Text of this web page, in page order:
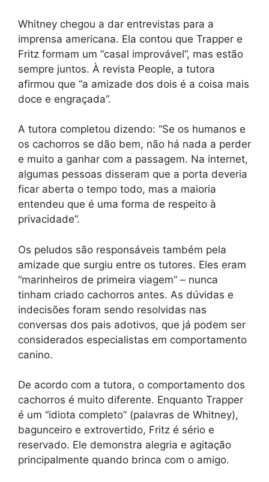
Whitney chegou a dar entrevistas para a
imprensa americana. Ela contou que Trapper e
Fritz formam um “casal improvável”, mas estão
sempre juntos. À revista People, a tutora
afirmou que “a amizade dos dois é a coisa mais
doce e engraçada”.
A tutora completou dizendo: “Se os humanos e
os cachorros se dão bem, não há nada a perder
e muito a ganhar com a passagem. Na internet,
algumas pessoas disseram que a porta deveria
ficar aberta o tempo todo, mas a maioria
entendeu que é uma forma de respeito à
privacidade”.
Os peludos são responsáveis também pela
amizade que surgiu entre os tutores. Eles eram
“marinheiros de primeira viagem” – nunca
tinham criado cachorros antes. As dúvidas e
indecisões foram sendo resolvidas nas
conversas dos pais adotivos, que já podem ser
considerados especialistas em comportamento
canino.
De acordo com a tutora, o comportamento dos
cachorros é muito diferente. Enquanto Trapper
é um “idiota completo” (palavras de Whitney),
bagunceiro e extrovertido, Fritz é sério e
reservado. Ele demonstra alegria e agitação
principalmente quando brinca com o amigo.